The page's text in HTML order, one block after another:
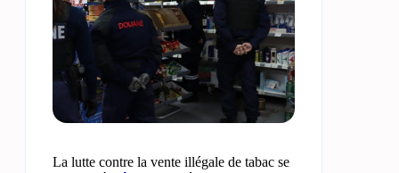
La lutte contre la vente illégale de tabac se